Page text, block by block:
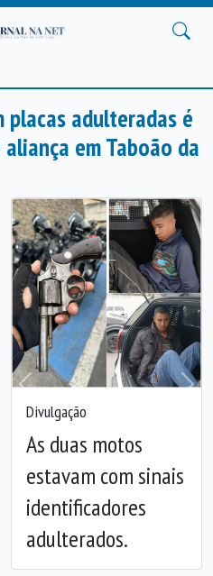
placas adulteradas é
em Taboão da
Divulgação
As duas motos
estavam com sinais
identificadores
adulterados.
Anterior